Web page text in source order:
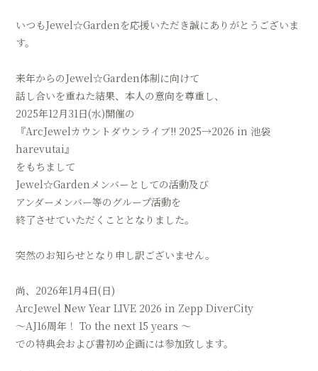
いつもJewel☆Gardenを応援いただき誠にありがとうございま
す。
来年からのJewel☆Garden体制に向けて
話し合いを重ねた結果、本人の意向を尊重し、
2025年12月31日(水)開催の
『ArcJewelカウントダウンライブ!! 2025→2026 in 池袋
harevutai』
をもちまして
Jewel☆Gardenメンバーとしての活動及び
アンダーメンバー等のグループ活動を
終了させていただくこととなりました。
突然のお知らせとなり申し訳ございません。
尚、2026年1月4日(日)
ArcJewel New Year LIVE 2026 in Zepp DiverCity
～AJ16周年！ To the next 15 years ～
での特典会および書初め企画には参加致します。